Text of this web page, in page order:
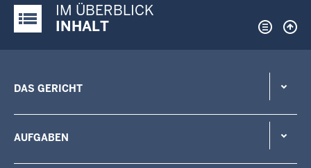
Justiz-Portal im Überblick:
IM ÜBERBLICK
INHALT
DAS GERICHT
AUFGABEN